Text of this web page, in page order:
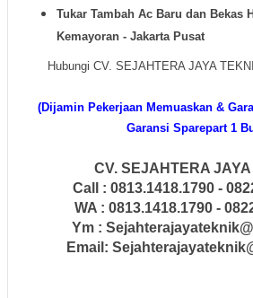
Tukar Tambah Ac Baru dan Bekas
Kemayoran - Jakarta Pusat
Hubungi CV. SEJAHTERA JAYA
(Dijamin Pekerjaan Memuaskan &
Garansi Sparepart 1
CV. SEJAHTERA
Call : 0813.1418.1790 -
WA : 0813.1418.1790 -
Ym :
Email: